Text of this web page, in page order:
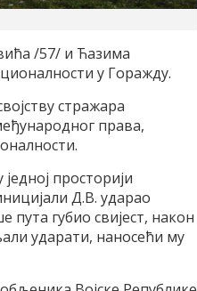
/57/ и Ћазима
у Горажду.
стражара
права,
просторији
Д.В. ударао
пута губио свијест, након
ударати, наносећи му